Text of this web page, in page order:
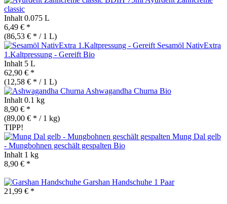
classic
Inhalt 0.075 L
6,49 € *
(86,53 € * / 1 L)
Sesamöl NativExtra
1.Kaltpressung - Gereift Bio
Inhalt 5 L
62,90 € *
(12,58 € * / 1 L)
Ashwagandha Churna Bio
Inhalt 0.1 kg
8,90 € *
(89,00 € * / 1 kg)
TIPP!
Mung Dal gelb
- Mungbohnen geschält gespalten Bio
Inhalt 1 kg
8,90 € *
Garshan Handschuhe 1 Paar
21,99 € *